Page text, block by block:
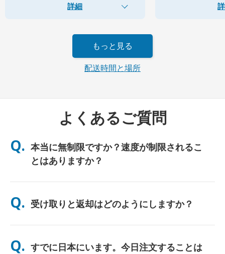
詳細
もっと見る
配送時間と場所
よくあるご質問
Q. 本当に無制限ですか？速度が制限されるこ
とはありますか？
はい。正真正銘の無制限です。当社ではFUP（公正使用方針）の
ータをご利用いただけます。（ただし、他のモバイルネットワー
クと同様、通信事業者の回線が一時的に混雑した場合、速度に影
響が出る可能性があります）。万が一、ポリシーに基づく速度制
ます。
Q. 受け取りと返却はどのようにしますか？
主要空港での受け取り、またはホテル/ご自宅へのお届け（チェ
み封筒が同梱されていますので、日本国内のどの郵便ポストに投
Q. すでに日本にいます。今日注文することは